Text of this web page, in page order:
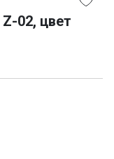
02, цвет